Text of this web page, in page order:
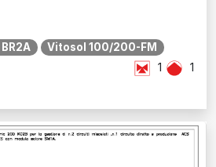
Vitosol 100/200-FM
1
1